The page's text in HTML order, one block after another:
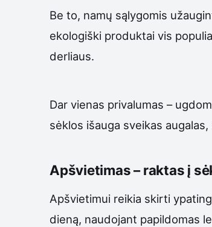
Be to, namų sąlygomis
ekologiški produktai vis
derliaus.
Dar vienas privalumas –
sėklos išauga sveikas
Apšvietimas – raktas į
Apšvietimui reikia skirti
dieną, naudojant papildomas